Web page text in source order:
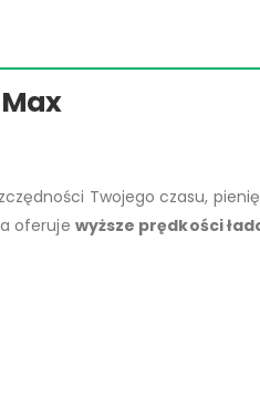
Twojego czasu,
oferuje wyższe prędkości